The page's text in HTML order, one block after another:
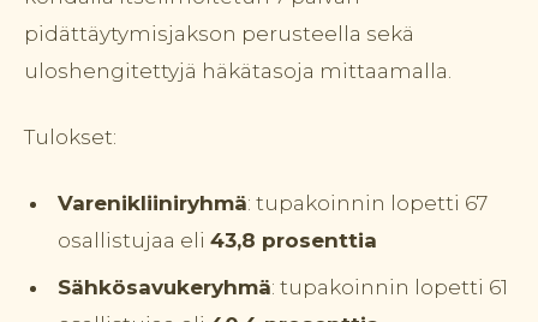
pidättäytymisjakson perusteella sekä
uloshengitettyjä häkätasoja mittaamalla.
Tulokset:
Varenikliiniryhmä: tupakoinnin lopetti 67
osallistujaa eli 43,8 prosenttia
Sähkösavukeryhmä: tupakoinnin lopetti 61